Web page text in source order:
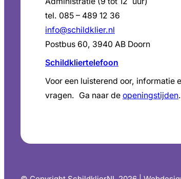
tel. 085 – 489 12 36
info@schildklier.nl
Postbus 60, 3940 AB Doorn
Schildkliertelefoon
Voor een luisterend oor, informatie
vragen. Ga naar de openingstijden.